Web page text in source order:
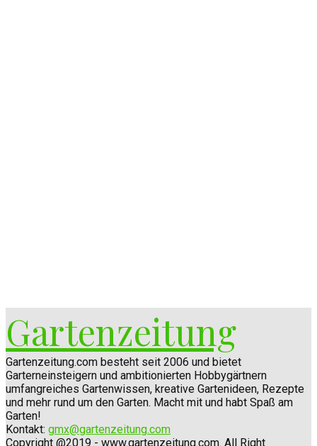
Gartenzeitung
Gartenzeitung.com besteht seit 2006 und bietet
Garterneinsteigern und ambitionierten Hobbygärtnern
umfangreiches Gartenwissen, kreative Gartenideen, Rezepte
und mehr rund um den Garten. Macht mit und habt Spaß am
Garten!
Kontakt: gmx@gartenzeitung.com
Copyright @2019 - www.gartenzeitung.com. All Right